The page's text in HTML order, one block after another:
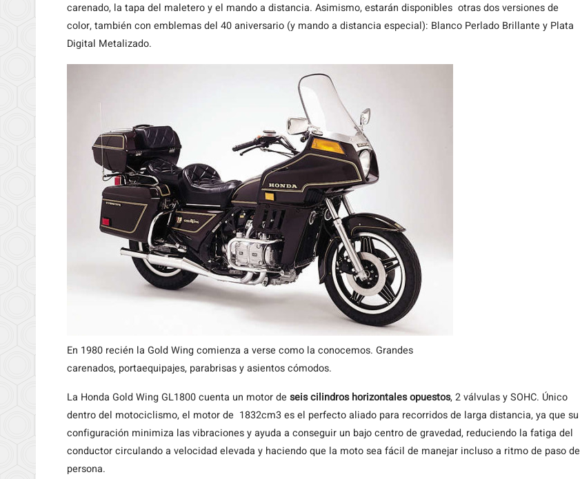
carenado, la tapa del maletero y el mando a distancia. Asimismo, estarán disponibles otras dos versiones de
color, también con emblemas del 40 aniversario (y mando a distancia especial): Blanco Perlado Brillante y Plata
Digital Metalizado.
En 1980 recién la Gold Wing comienza a verse como la conocemos. Grandes
carenados, portaequipajes, parabrisas y asientos cómodos.
La Honda Gold Wing GL1800 cuenta un motor de seis cilindros horizontales opuestos, 2 válvulas y SOHC. Único
dentro del motociclismo, el motor de 1832cm3 es el perfecto aliado para recorridos de larga distancia, ya que su
configuración minimiza las vibraciones y ayuda a conseguir un bajo centro de gravedad, reduciendo la fatiga del
conductor circulando a velocidad elevada y haciendo que la moto sea fácil de manejar incluso a ritmo de paso de
persona.